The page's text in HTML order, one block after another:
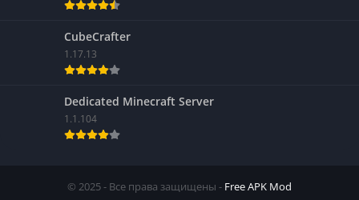
CubeCrafter
1.17.13
Dedicated Minecraft Server
1.1.104
© 2025 - Все права защищены - Free APK Mod